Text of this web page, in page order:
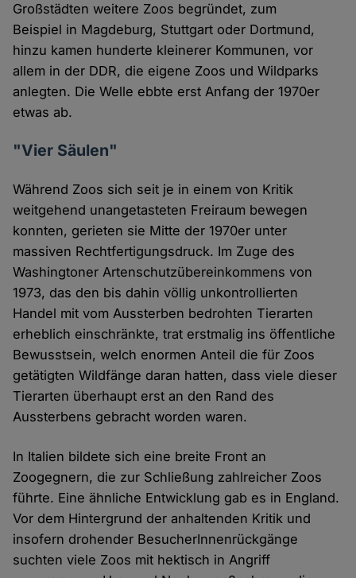
Großstädten weitere Zoos begründet, zum
Beispiel in Magdeburg, Stuttgart oder Dortmund,
hinzu kamen hunderte kleinerer Kommunen, vor
allem in der DDR, die eigene Zoos und Wildparks
anlegten. Die Welle ebbte erst Anfang der 1970er
etwas ab.
"Vier Säulen"
Während Zoos sich seit je in einem von Kritik
weitgehend unangetasteten Freiraum bewegen
konnten, gerieten sie Mitte der 1970er unter
massiven Rechtfertigungsdruck. Im Zuge des
Washingtoner Artenschutzübereinkommens von
1973, das den bis dahin völlig unkontrollierten
Handel mit vom Aussterben bedrohten Tierarten
erheblich einschränkte, trat erstmalig ins öffentliche
Bewusstsein, welch enormen Anteil die für Zoos
getätigten Wildfänge daran hatten, dass viele dieser
Tierarten überhaupt erst an den Rand des
Aussterbens gebracht worden waren.
In Italien bildete sich eine breite Front an
Zoogegnern, die zur Schließung zahlreicher Zoos
führte. Eine ähnliche Entwicklung gab es in England.
Vor dem Hintergrund der anhaltenden Kritik und
insofern drohender BesucherInnenrückgänge
suchten viele Zoos mit hektisch in Angriff